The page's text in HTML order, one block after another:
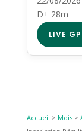
D+ 28m
LIVE
Accueil > Mois>